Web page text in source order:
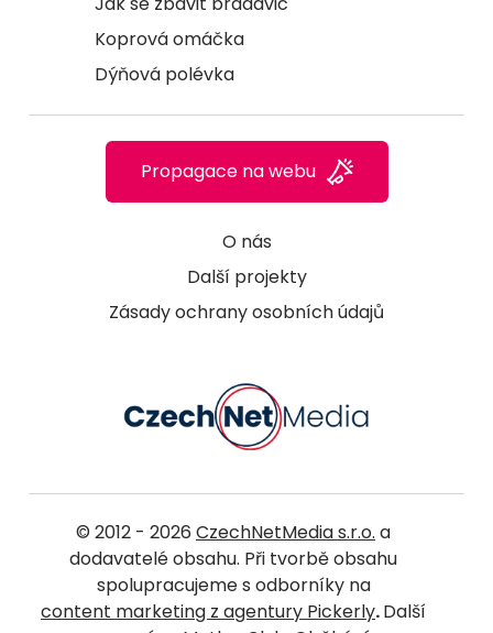
Koprová omáčka
Dýňová polévka
O nás
Další projekty
Zásady ochrany osobních údajů
Propagace na webu
© 2012 - 2026 CzechNetMedia s.r.o. a
dodavatelé obsahu. Při tvorbě obsahu
spolupracujeme s odborníky na
content marketing z agentury Pickerly.Další